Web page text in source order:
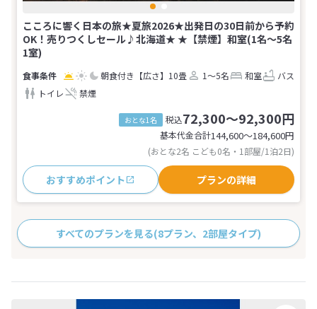
こころに響く日本の旅★夏旅2026★出発日の30日前から予約
OK！売りつくしセール♪北海道★ ★【禁煙】和室(1名～5名
1室)
朝食付き 【広さ】10畳 1～5名 和室
バス
トイレ
禁煙
おとな1名 税込72,300～92,300円
基本代金合計144,600〜184,600円
(おとな2名 こども0名・1部屋/1泊2日)
おすすめポイント プランの詳細
すべてのプランを見る(8プラン、2部屋タイプ)